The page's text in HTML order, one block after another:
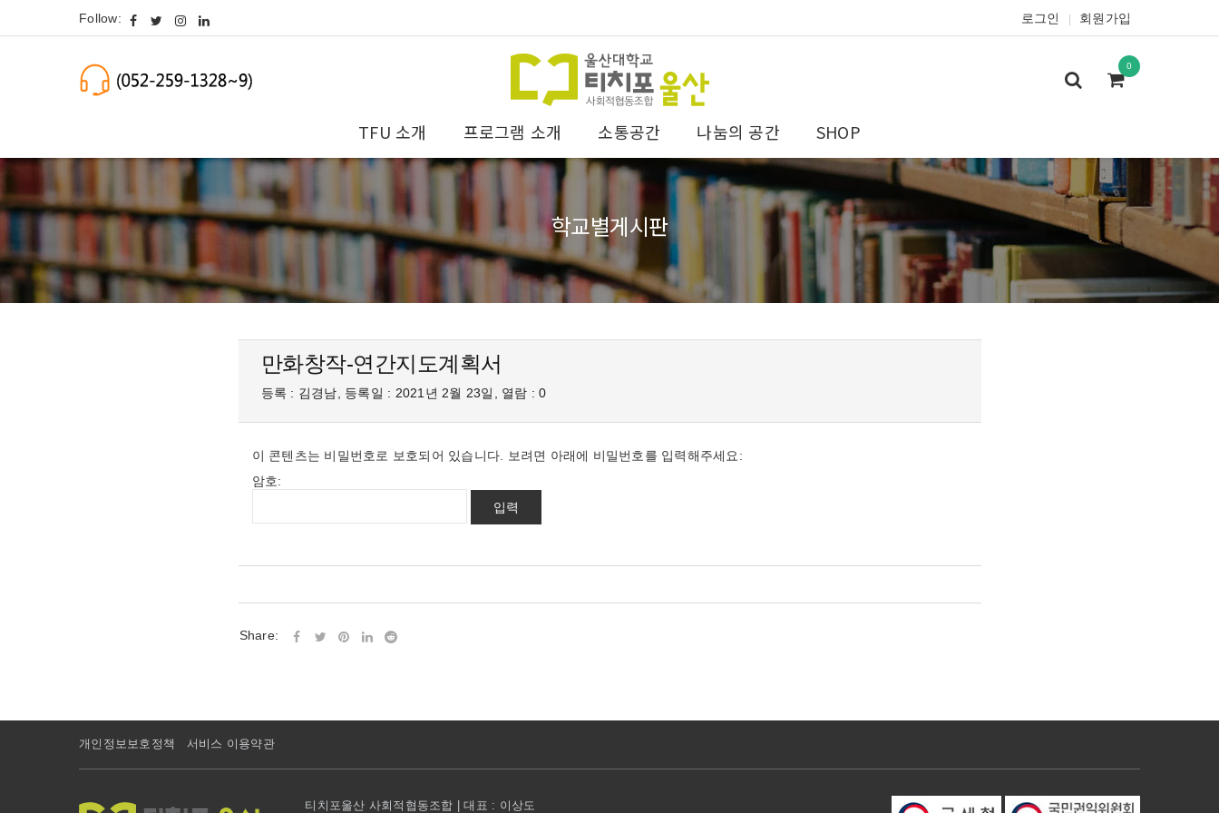
Follow: 로그인 회원가입
0
TFU 소개 프로그램 소개 소통공간 나눔의 공간 SHOP
학교별게시판
만화창작-연간지도계획서
등록 : 김경남, 등록일 : 2021년 2월 23일, 열람 : 0
이 콘텐츠는 비밀번호로 보호되어 있습니다. 보려면 아래에 비밀번호를 입력해주세요:
암호:
Share:
개인정보보호정책 서비스 이용약관
티치포울산 사회적협동조합 | 대표 : 이상도